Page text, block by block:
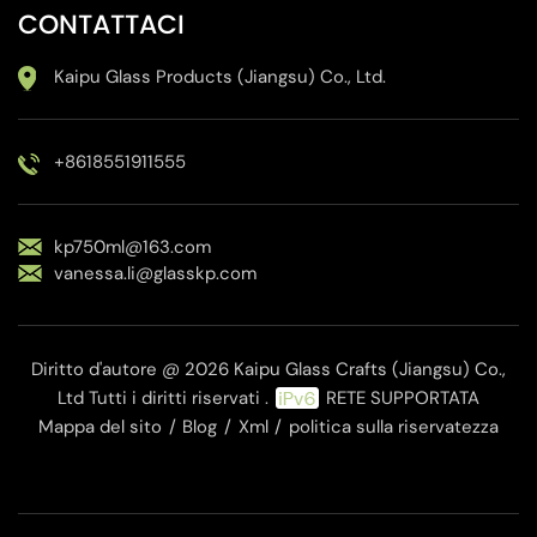
CONTATTACI
Kaipu Glass Products (Jiangsu) Co., Ltd.
+8618551911555
kp750ml@163.com
vanessa.li@glasskp.com
Diritto d'autore @ 2026 Kaipu Glass Crafts (Jiangsu) Co.,
Ltd Tutti i diritti riservati .
RETE SUPPORTATA
Mappa del sito / Blog / Xml / politica sulla riservatezza